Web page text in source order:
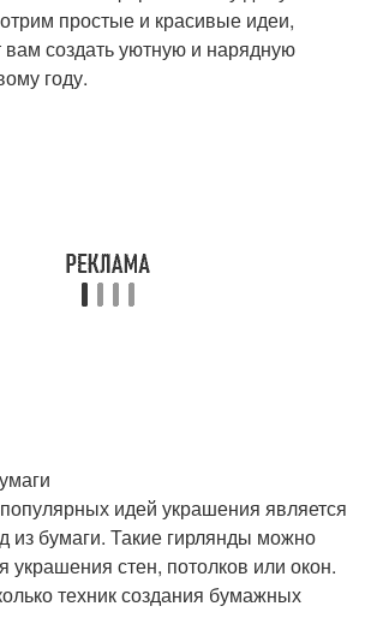
простые и красивые идеи,
вам создать уютную и нарядную
году.
идей украшения является
из бумаги. Такие гирлянды можно
украшения стен, потолков или окон.
техник создания бумажных